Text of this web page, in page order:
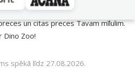
– atlaides katrai gaumei!
un citas preces Tavam mīlulim.
Dino Zoo!
spēkā līdz 27.08.2026.